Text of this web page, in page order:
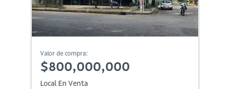
Valor de compra:
$800,000,000
Local En Venta